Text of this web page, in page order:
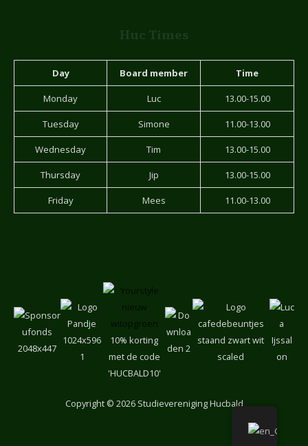
Huc Times
Day Board member Time
Monday Luc 13.00-15.00
Tuesday Simone 11.00-13.00
Wednesday Tim 13.00-15.00
Thursday Jip 13.00-15.00
Friday Mees 11.00-13.00
10% korting
met de code
'HUCBALD10'
Copyright© 2026 Studievereniging Hucbald